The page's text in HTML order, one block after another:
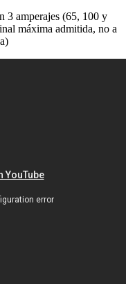
3 amperajes (65, 100 y
máxima admitida, no a